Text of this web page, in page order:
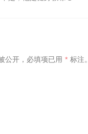
公开， 必填项已用 * 标注